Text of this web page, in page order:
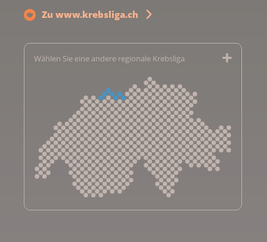
Zu www.krebsliga.ch
Wählen Sie eine andere regionale Krebsliga